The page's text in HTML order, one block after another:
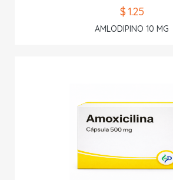
$ 1.25
AMLODIPINO 10 MG